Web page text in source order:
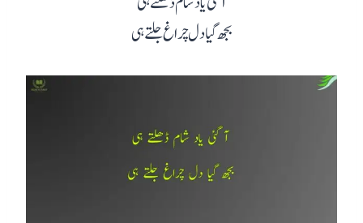
بجھ گیا دل چراغ جلتے ہی